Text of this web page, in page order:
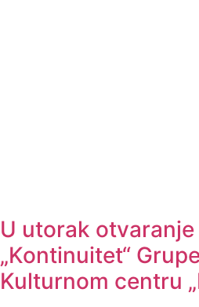
U utorak
„Kontinuitet“
Kulturnom centru